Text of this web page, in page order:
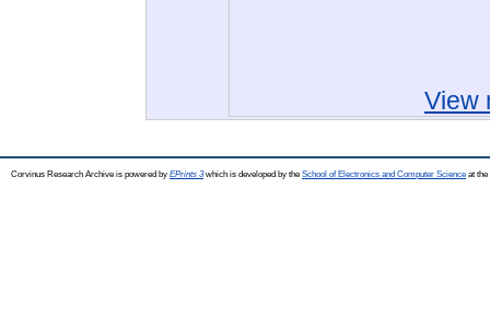
View
Corvinus Research Archive is powered by EPrints 3which is developed by the School of Electronics and Computer Science at